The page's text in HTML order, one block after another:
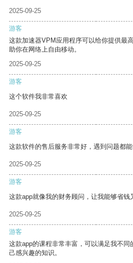
2025-09-25
游客
这款加速器VPM应用程序可以给你提供最
助你在网络上自由移动。
2025-09-25
游客
这个软件我非常喜欢
2025-09-25
游客
这款软件的售后服务非常好，遇到问题都能
2025-09-25
游客
这款app就像我的财务顾问，让我能够省钱
2025-09-25
游客
这款app的课程非常丰富，可以满足我不同
己感兴趣的知识。